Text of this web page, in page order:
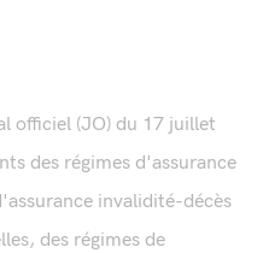
officiel (JO) du 17 juillet
des régimes d'assurance
invalidité-décès
des régimes de